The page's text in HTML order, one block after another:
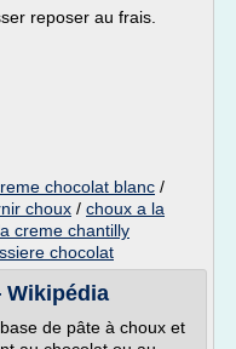
reposer au frais.
chocolat blanc /
choux / choux a la
creme chantilly
chocolat
de pâte à choux et